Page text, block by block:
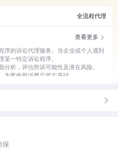
全流程代理
查看更多
序的诉讼代理服务。当企业或个人遇到
一特定诉讼程序。
析，评估胜诉可能性及潜在风险。
案件胜诉奠定坚实基础。
通，推动案件顺利进展。
保